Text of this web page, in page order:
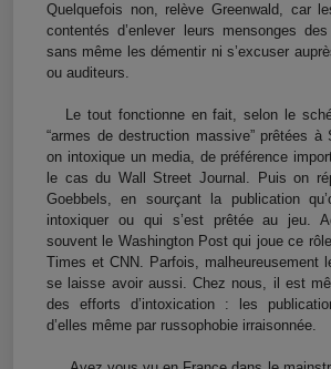
Quelquefois non, relève Greenwald, car
contentés d’enlever leurs mensonges
sans même les démentir ni s’excuser
ou auditeurs.
Le tout fonctionne en fait, selon le
“armes de destruction massive” prêtées à
on intoxique un media, de préférence
le cas du Wall Street Journal. Puis on
Goebbels, en sourçant la publication
intoxiquer ou qui s’est prêtée au jeu.
souvent le Washington Post qui joue ce
Times et CNN. Parfois, malheureusement
se laisse avoir aussi. Chez nous, il est
des efforts d’intoxication : les
d’elles même par russophobie irraisonnée.